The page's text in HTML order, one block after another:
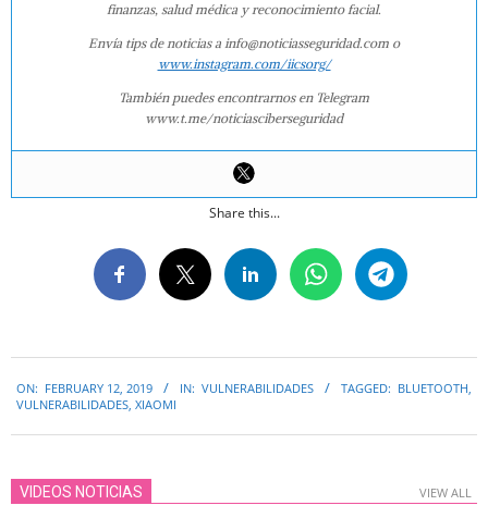
finanzas, salud médica y reconocimiento facial.
Envía tips de noticias a info@noticiasseguridad.com o
www.instagram.com/iicsorg/
También puedes encontrarnos en Telegram
www.t.me/noticiasciberseguridad
Share this...
02-
ON: FEBRUARY 12, 2019 IN: VULNERABILIDADES TAGGED: BLUETOOTH,
VULNERABILIDADES, XIAOMI
VIDEOS NOTICIAS VIEW ALL